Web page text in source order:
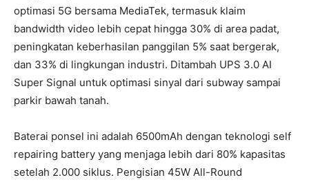
optimasi 5G bersama MediaTek, termasuk klaim
bandwidth video lebih cepat hingga 30% di area padat,
peningkatan keberhasilan panggilan 5% saat bergerak,
dan 33% di lingkungan industri. Ditambah UPS 3.0 AI
Super Signal untuk optimasi sinyal dari subway sampai
parkir bawah tanah.
Baterai ponsel ini adalah 6500mAh dengan teknologi self
repairing battery yang menjaga lebih dari 80% kapasitas
setelah 2.000 siklus. Pengisian 45W All-Round